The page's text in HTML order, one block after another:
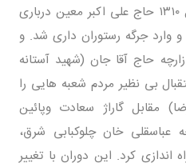
پهلوی هم ادامه داد. که از سال ۱۳۱۰ حاج علی اکبر معین درباری
وارد جرگه رستوران داری شد. و
حاج آقا جان (شهید آستانه
بی نظیر مردم شعبه هایی را
مقابل گاراژ سعادت وپائین
عباسقلی خان چلوکبابی شرق،
اندازی کرد. این دوران با تغییر